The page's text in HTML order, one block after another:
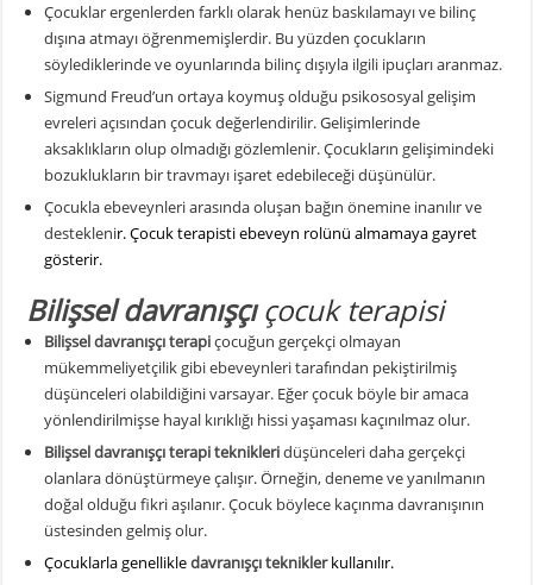
Çocuklar ergenlerden farklı olarak henüz baskılamayı ve bilinç
dışına atmayı öğrenmemişlerdir. Bu yüzden çocukların
söylediklerinde ve oyunlarında bilinç dışıyla ilgili ipuçları aranmaz.
Sigmund Freud’un ortaya koymuş olduğu psikososyal gelişim
evreleri açısından çocuk değerlendirilir. Gelişimlerinde
aksaklıkların olup olmadığı gözlemlenir. Çocukların gelişimindeki
bozuklukların bir travmayı işaret edebileceği düşünülür.
Çocukla ebeveynleri arasında oluşan bağın önemine inanılır ve
desteklenir. Çocuk terapisti ebeveyn rolünü almamaya gayret
gösterir.
Bilişsel davranışçıçocuk terapisi
Bilişsel davranışçı terapiçocuğun gerçekçi olmayan
mükemmeliyetçilik gibi ebeveynleri tarafından pekiştirilmiş
düşünceleri olabildiğini varsayar. Eğer çocuk böyle bir amaca
yönlendirilmişse hayal kırıklığı hissi yaşaması kaçınılmaz olur.
Bilişsel davranışçı terapi teknikleridüşünceleri daha gerçekçi
olanlara dönüştürmeye çalışır. Örneğin, deneme ve yanılmanın
doğal olduğu fikri aşılanır. Çocuk böylece kaçınma davranışının
üstesinden gelmiş olur.
Çocuklarla genellikledavranışçı tekniklerkullanılır.